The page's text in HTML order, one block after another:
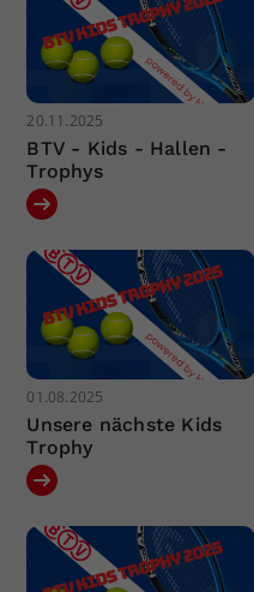
20.11.2025
BTV - Kids - Hallen -
Trophys
01.08.2025
Unsere nächste Kids
Trophy